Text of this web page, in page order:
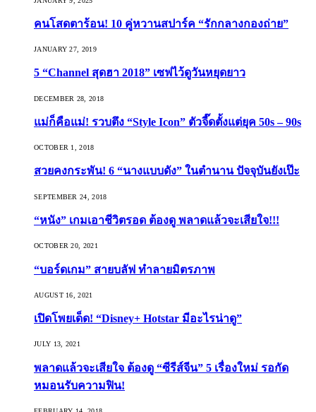
คนโสดตาร้อน! 10 คู่หวานสปาร์ค “รักกลางกองถ่าย”
JANUARY 27, 2019
5 “Channel สุดฮา 2018” เซฟไว้ดูวันหยุดยาว
DECEMBER 28, 2018
แม่ก็คือแม่! รวบตึง “Style Icon” ตัวจี๊ดตั้งแต่ยุค 50s – 90s
OCTOBER 1, 2018
สวยคงกระพัน! 6 “นางแบบดัง” ในตำนาน ปัจจุบันยังเป๊ะ
SEPTEMBER 24, 2018
“หนัง” เกมเอาชีวิตรอด ต้องดู พลาดแล้วจะเสียใจ!!!
OCTOBER 20, 2021
“บอร์ดเกม” สายบลัฟ ทำลายมิตรภาพ
AUGUST 16, 2021
เปิดโพยเด็ด! “Disney+ Hotstar มีอะไรน่าดู”
JULY 13, 2021
พลาดแล้วจะเสียใจ ต้องดู “ซีรีส์จีน” 5 เรื่องใหม่ รอกัด
หมอนรับความฟิน!